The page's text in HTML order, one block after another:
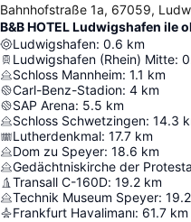
Bahnhofstraße 1a, 67059,
B&B HOTEL Ludwigshafen ile
Ludwigshafen: 0.6 km
Ludwigshafen (Rhein) Mitte:
Schloss Mannheim: 1.1 km
Carl-Benz-Stadion: 4 km
SAP Arena: 5.5 km
Schloss Schwetzingen: 14.3
Lutherdenkmal: 17.7 km
Dom zu Speyer: 18.6 km
Gedächtniskirche der
Transall C-160D: 19.2 km
Technik Museum Speyer: 19.2
Frankfurt Havalimanı: 61.7 km